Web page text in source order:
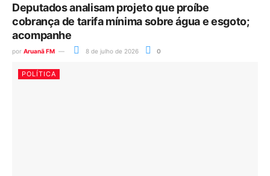
Deputados analisam projeto que proíbe
cobrança de tarifa mínima sobre água e esgoto;
acompanhe
por Aruanã FM 8 de julho de 2026 0
POLÍTICA